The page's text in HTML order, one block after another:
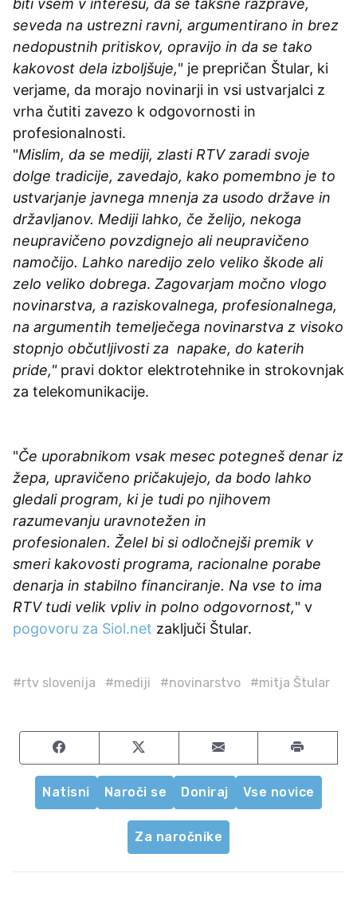
biti vsem v interesu, da se takšne razprave,
seveda na ustrezni ravni, argumentirano in brez
nedopustnih pritiskov, opravijo in da se tako
kakovost dela izboljšuje," je prepričan Štular, ki
verjame, da morajo novinarji in vsi ustvarjalci z
vrha čutiti zavezo k odgovornosti in
profesionalnosti.
"Mislim, da se mediji, zlasti RTV zaradi svoje
dolge tradicije, zavedajo, kako pomembno je to
ustvarjanje javnega mnenja za usodo države in
državljanov. Mediji lahko, če želijo, nekoga
neupravičeno povzdignejo ali neupravičeno
namočijo. Lahko naredijo zelo veliko škode ali
zelo veliko dobrega. Zagovarjam močno vlogo
novinarstva, a raziskovalnega, profesionalnega,
na argumentih temelječega novinarstva z visoko
stopnjo občutljivosti za napake, do katerih
pride," pravi doktor elektrotehnike in strokovnjak
za telekomunikacije.
"Če uporabnikom vsak mesec potegneš denar iz
žepa, upravičeno pričakujejo, da bodo lahko
gledali program, ki je tudi po njihovem
razumevanju uravnotežen in
profesionalen. Želel bi si odločnejši premik v
smeri kakovosti programa, racionalne porabe
denarja in stabilno financiranje. Na vse to ima
RTV tudi velik vpliv in polno odgovornost," v
pogovoru za Siol.net zaključi Štular.
#rtv slovenija #mediji #novinarstvo #mitja Štular
Share on FacebookShare on TwitterShare by email
Natisni Naroči se Doniraj Vse novice
Za naročnike